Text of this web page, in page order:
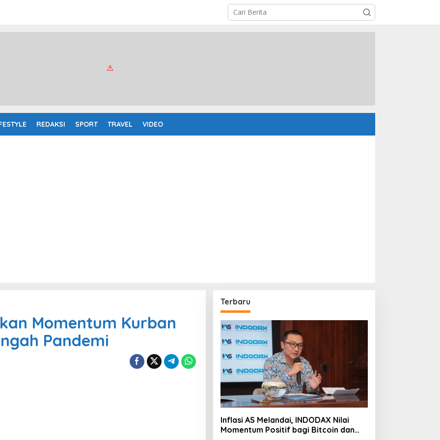
REDAKSI SPORT TRAVEL VIDEO
Momentum Kurban
Pandemi
Terbaru
Inflasi AS Melandai, INDODAX Nilai
Momentum Positif bagi Bitcoin dan